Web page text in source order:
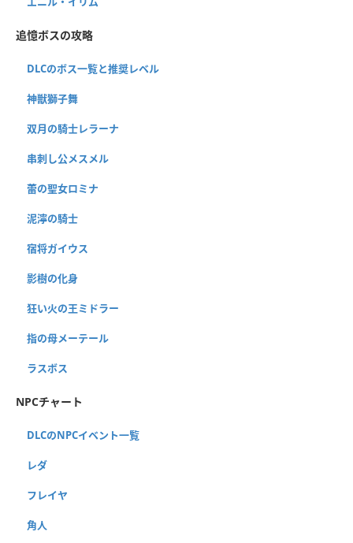
追憶ボスの攻略
DLCのボス一覧と推奨レベル
神獣獅子舞
双月の騎士レラーナ
串刺し公メスメル
蕾の聖女ロミナ
泥濘の騎士
宿将ガイウス
影樹の化身
狂い火の王ミドラー
指の母メーテール
ラスボス
NPCチャート
DLCのNPCイベント一覧
レダ
フレイヤ
角人